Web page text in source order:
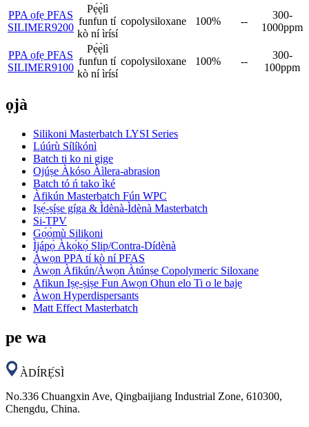
PPA ọfẹ PFAS
SILIMER9200
Pẹ́ẹ̀lì
funfun tí
kò ní ìrísí
copolysiloxane 100% --
300-
1000ppm
PPA ọfẹ PFAS
SILIMER9100
Pẹ́ẹ̀lì
funfun tí
kò ní ìrísí
copolysiloxane 100% --
300-
100ppm
ọjà
Silikoni Masterbatch LYSI Series
Lúúrù Sílíkónì
Batch ti ko ni gige
Ojúṣe Àkóso Àìlera-abrasion
Batch tó ń tako ìké
Àfikún Masterbatch Fún WPC
Iṣẹ́-ṣíṣe gíga & Ìdènà-Ìdènà Masterbatch
Si-TPV
Gọ́ọ̀mù Silikoni
Ìjápọ̀ Àkọ́kọ́ Slip/Contra-Dídènà
Àwọn PPA tí kò ní PFAS
Àwọn Àfikún/Àwọn Àtúnṣe Copolymeric Siloxane
Afikun Iṣẹ-ṣiṣe Fun Awọn Ohun elo Ti o le bajẹ
Àwọn Hyperdispersants
Matt Effect Masterbatch
pe wa
ÀDÍRẸ́SÌ
No.336 Chuangxin Ave, Qingbaijiang Industrial Zone, 610300,
Chengdu, China.